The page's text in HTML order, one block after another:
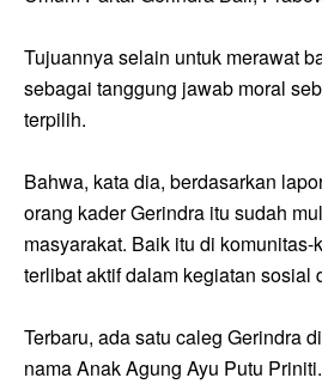
Tujuannya selain untuk merawat
sebagai tanggung jawab moral
terpilih.
Bahwa, kata dia, berdasarkan
orang kader Gerindra itu sudah
masyarakat. Baik itu di
terlibat aktif dalam kegiatan sosial
Terbaru, ada satu caleg Gerindra
nama Anak Agung Ayu Putu